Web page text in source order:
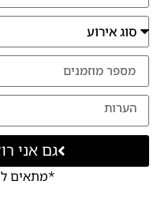
גם אני
*מתאים ל 150-400 מוזמנים